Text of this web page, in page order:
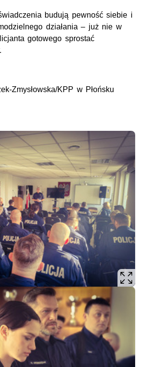
budują pewność siebie i
działania – już nie w
gotowego sprostać
Zmysłowska/KPP w Płońsku